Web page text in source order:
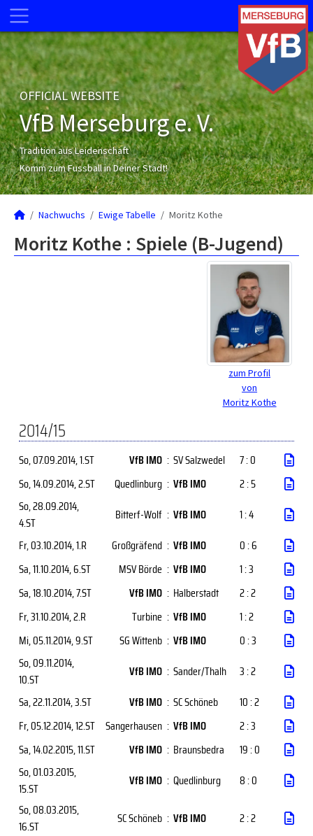
OFFICIAL WEBSITE
VfB Merseburg e. V.
Tradition aus Leidenschaft
Komm zum Fussball in Deiner Stadt!
Nachwuchs Ewige Tabelle Moritz Kothe
Moritz Kothe : Spiele (B-Jugend)
zum Profil
von
Moritz Kothe
2014/15
So, 07.09.2014, 1.ST VfB IMO : SV Salzwedel
7 : 0
So, 14.09.2014, 2.ST Quedlinburg : VfB IMO
2 : 5
So, 28.09.2014,
4.ST
Bitterf-Wolf : VfB IMO
1 : 4
Fr, 03.10.2014, 1.R Großgräfend : VfB IMO
0 : 6
Sa, 11.10.2014, 6.ST MSV Börde : VfB IMO
1 : 3
Sa, 18.10.2014, 7.ST VfB IMO : Halberstadt
2 : 2
Fr, 31.10.2014, 2.R Turbine : VfB IMO
1 : 2
Mi, 05.11.2014, 9.ST SG Wittenb : VfB IMO
0 : 3
So, 09.11.2014,
10.ST
VfB IMO : Sander/Thalh
3 : 2
Sa, 22.11.2014, 3.ST VfB IMO : SC Schöneb
10 : 2
Fr, 05.12.2014, 12.ST Sangerhausen : VfB IMO
2 : 3
Sa, 14.02.2015, 11.ST VfB IMO : Braunsbedra
19 : 0
So, 01.03.2015,
15.ST
VfB IMO : Quedlinburg
8 : 0
So, 08.03.2015,
16.ST
SC Schöneb : VfB IMO
2 : 2